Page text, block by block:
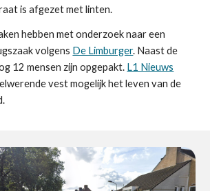
is afgezet met linten.
hebben met onderzoek naar een
volgens De Limburger. Naast de
12 mensen zijn opgepakt. L1 Nieuws
vest mogelijk het leven van de